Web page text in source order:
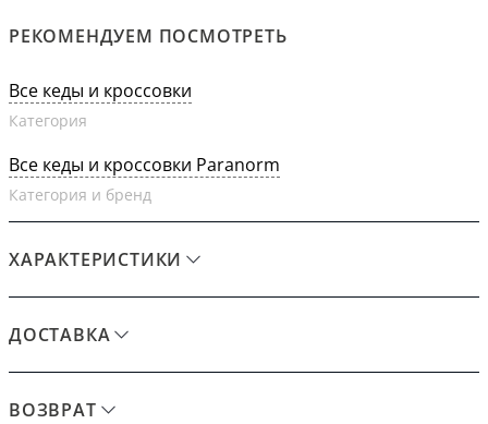
РЕКОМЕНДУЕМ ПОСМОТРЕТЬ
Все кеды и кроссовки
Категория
Все кеды и кроссовки Paranorm
Категория и бренд
ХАРАКТЕРИСТИКИ
ДОСТАВКА
ВОЗВРАТ